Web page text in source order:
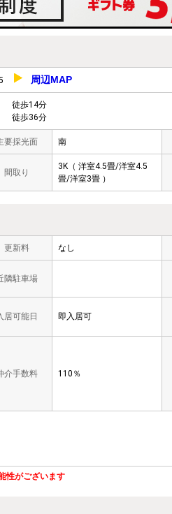
周辺MAP
徒歩14分
徒歩36分
要採光面 南
間取り
3K（ 洋室4.5畳/洋室4.5
畳/洋室3畳 ）
更新料 なし
隣駐車場
居可能日 即入居可
介手数料 110％
性がございます